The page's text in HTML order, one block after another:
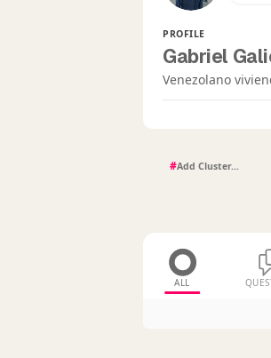
PROFILE
Gabriel
Venezolano
#
ALL